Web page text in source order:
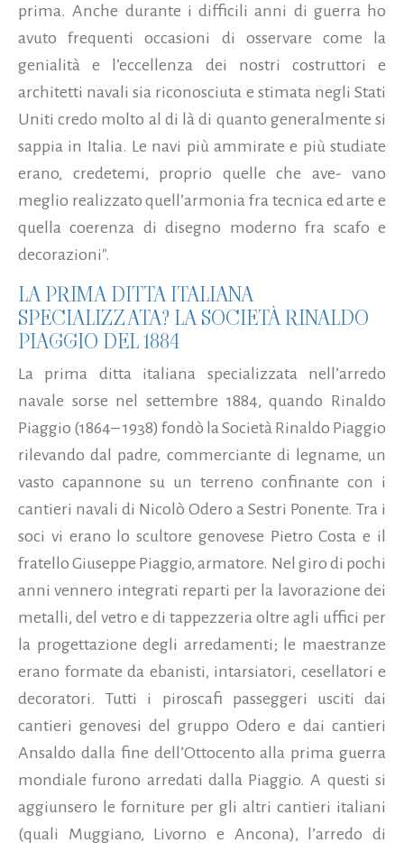
prima. Anche durante i difficili anni di guerra ho
avuto frequenti occasioni di osservare come la
genialità e l’eccellenza dei nostri costruttori e
architetti navali sia riconosciuta e stimata negli Stati
Uniti credo molto al di là di quanto generalmente si
sappia in Italia. Le navi più ammirate e più studiate
erano, credetemi, proprio quelle che ave- vano
meglio realizzato quell’armonia fra tecnica ed arte e
quella coerenza di disegno moderno fra scafo e
decorazioni".
LA PRIMA DITTA ITALIANA
SPECIALIZZATA? LA SOCIETÀ RINALDO
PIAGGIO DEL 1884
La prima ditta italiana specializzata nell’arredo
navale sorse nel settembre 1884, quando Rinaldo
Piaggio (1864– 1938) fondò la Società Rinaldo Piaggio
rilevando dal padre, commerciante di legname, un
vasto capannone su un terreno confinante con i
cantieri navali di Nicolò Odero a Sestri Ponente. Tra i
soci vi erano lo scultore genovese Pietro Costa e il
fratello Giuseppe Piaggio, armatore. Nel giro di pochi
anni vennero integrati reparti per la lavorazione dei
metalli, del vetro e di tappezzeria oltre agli uffici per
la progettazione degli arredamenti; le maestranze
erano formate da ebanisti, intarsiatori, cesellatori e
decoratori. Tutti i piroscafi passeggeri usciti dai
cantieri genovesi del gruppo Odero e dai cantieri
Ansaldo dalla fine dell’Ottocento alla prima guerra
mondiale furono arredati dalla Piaggio. A questi si
aggiunsero le forniture per gli altri cantieri italiani
(quali Muggiano, Livorno e Ancona), l’arredo di